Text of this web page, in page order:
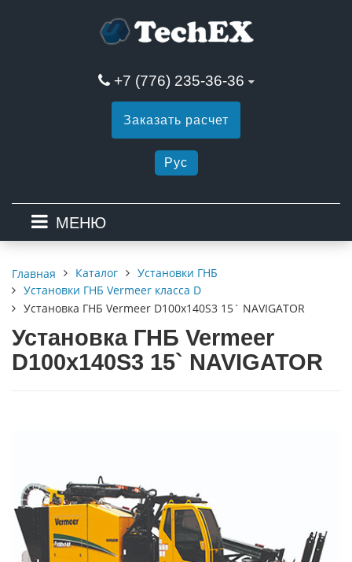
+7 (776) 235-36-36
Заказать расчет
Рус
МЕНЮ
Главная Каталог
Установки ГНБ
Установки ГНБ Vermeer класса D
Установка ГНБ Vermeer D100x140S3 15` NAVIGATOR
Установка ГНБ Vermeer
D100x140S3 15` NAVIGATOR